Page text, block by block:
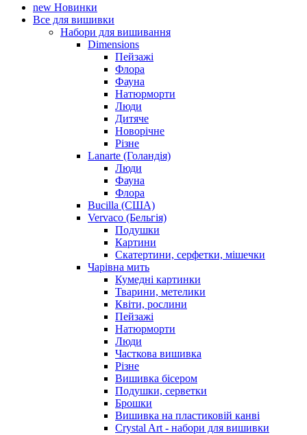
new Новинки
Все для вишивки
Набори для вишивання
Dimensions
Пейзажі
Флора
Фауна
Натюрморти
Люди
Дитяче
Новорічне
Різне
Lanarte (Голандія)
Люди
Фауна
Флора
Bucilla (США)
Vervaco (Бельгія)
Подушки
Картини
Скатертини, серфетки, мішечки
Чарiвна мить
Кумедні картинки
Тварини, метелики
Квіти, рослини
Пейзажі
Натюрморти
Люди
Часткова вишивка
Різне
Вишивка бісером
Подушки, серветки
Брошки
Вишивка на пластиковій канві
Crystal Art - набори для вишивки